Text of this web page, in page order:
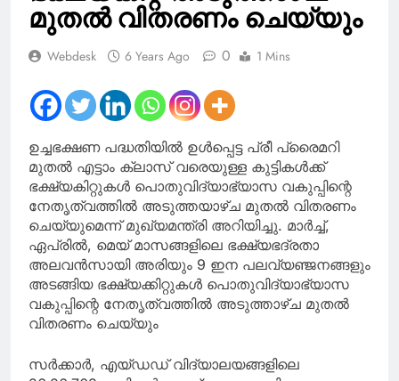
മുതൽ വിതരണം ചെയ്യും
Webdesk 6 Years Ago 0 1 Mins
ഉച്ചഭക്ഷണ പദ്ധതിയില്‍ ഉള്‍പ്പെട്ട പ്രീ പ്രൈമറി
മുതല്‍ എട്ടാം ക്ലാസ് വരെയുള്ള കുട്ടികള്‍ക്ക്
ഭക്ഷ്യകിറ്റുകള്‍ പൊതുവിദ്യാഭ്യാസ വകുപ്പിന്റെ
നേതൃത്വത്തില്‍ അടുത്തയാഴ്ച മുതല്‍ വിതരണം
ചെയ്യുമെന്ന് മുഖ്യമന്ത്രി അറിയിച്ചു. മാര്‍ച്ച്,
ഏപ്രില്‍, മെയ് മാസങ്ങളിലെ ഭക്ഷ്യഭദ്രതാ
അലവന്‍സായി അരിയും 9 ഇന പലവ്യഞ്ജനങ്ങളും
അടങ്ങിയ ഭക്ഷ്യക്കിറ്റുകള്‍ പൊതുവിദ്യാഭ്യാസ
വകുപ്പിന്റെ നേതൃത്വത്തില്‍ അടുത്താഴ്ച മുതല്‍
വിതരണം ചെയ്യും
സര്‍ക്കാര്‍, എയ്ഡഡ് വിദ്യാലയങ്ങളിലെ